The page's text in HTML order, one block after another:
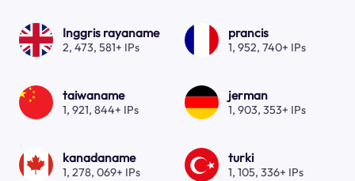
Inggris rayaname
2, 473, 581+ IPs
prancis
1, 952, 740+ IPs
taiwaname
1, 921, 844+ IPs
jerman
1, 903, 353+ IPs
kanadaname
1, 278, 069+ IPs
turki
1, 105, 336+ IPs